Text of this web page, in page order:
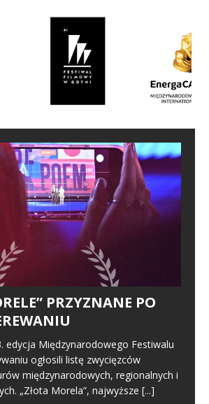
PRZYZNANE PO
edycja Międzynarodowego Festiwalu
ogłosili listę zwycięzców
międzynarodowych, regionalnych i
„Złota Morela”, najwyższe [...]